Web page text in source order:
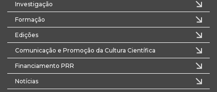
Investigação
Formação
Edições
Comunicação e Promoção da Cultura Científica
Financiamento PRR
Notícias